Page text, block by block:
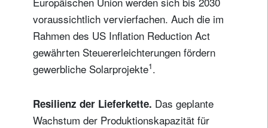
voraussichtlich vervierfachen. Auch die im
Rahmen des US Inflation Reduction Act
gewährten Steuererleichterungen fördern
gewerbliche Solarprojekte1.
Resilienz der Lieferkette. Das geplante
Wachstum der Produktionskapazität für